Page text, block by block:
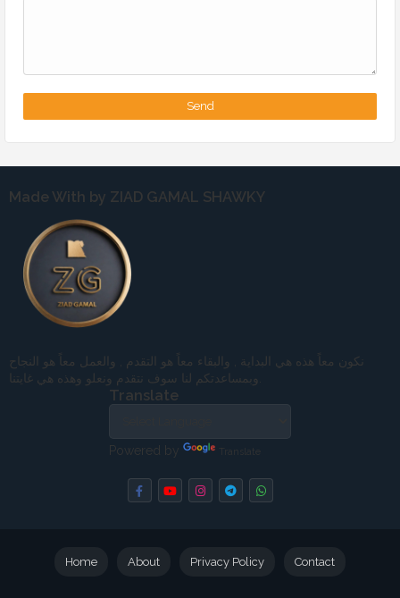
Made With by ZIAD GAMAL SHAWKY
نكون معاً هذه هي البداية , والبقاء معاً هو التقدم , والعمل معاً هو النجاح
وبمساعدتكم لنا سوف نتقدم ونعلو وهذه هي غايتنا.
Translate
Powered by Translate
Home About Privacy Policy Contact